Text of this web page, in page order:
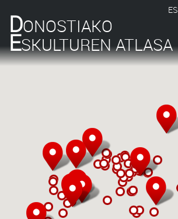
DONOSTIAKO
ESKULTUREN ATLASA
ES